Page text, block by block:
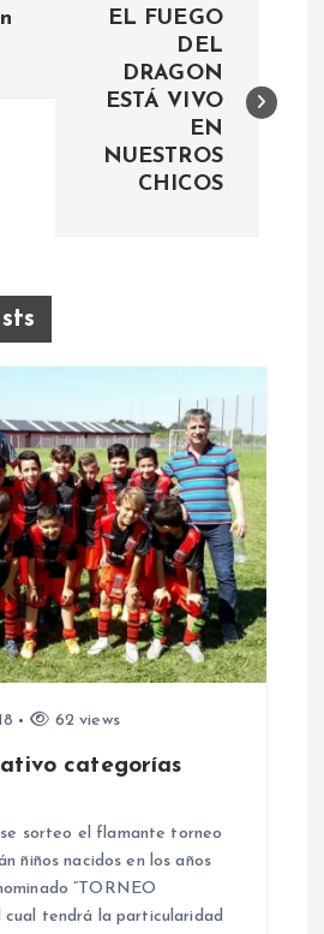
EL FUEGO
DEL
DRAGON
ESTÁ VIVO
EN
NUESTROS
CHICOS
62 views
categorías
sorteo el flamante torneo
ñiños nacidos en los años
“TORNEO
cual tendrá la particularidad